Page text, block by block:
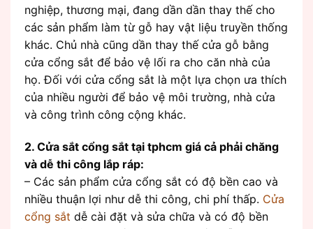
nghiệp, thương mại, đang dần dần thay thế cho
các sản phẩm làm từ gỗ hay vật liệu truyền thống
khác. Chủ nhà cũng dần thay thế cửa gỗ bằng
cửa cổng sắt để bảo vệ lối ra cho căn nhà của
họ. Đối với cửa cổng sắt là một lựa chọn ưa thích
của nhiều người để bảo vệ môi trường, nhà cửa
và công trình công cộng khác.
2. Cửa sắt cổng sắt tại tphcm giá cả phải chăng
và dễ thi công lắp ráp:
– Các sản phẩm cửa cổng sắt có độ bền cao và
nhiều thuận lợi như dễ thi công, chi phí thấp. Cửa
cổng sắt dễ cài đặt và sửa chữa và có độ bền